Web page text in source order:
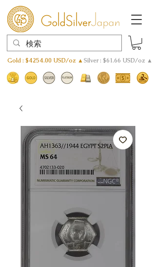
Gold : $4254.00 USD/oz ▲Silver : $61.66 USD/oz ▲